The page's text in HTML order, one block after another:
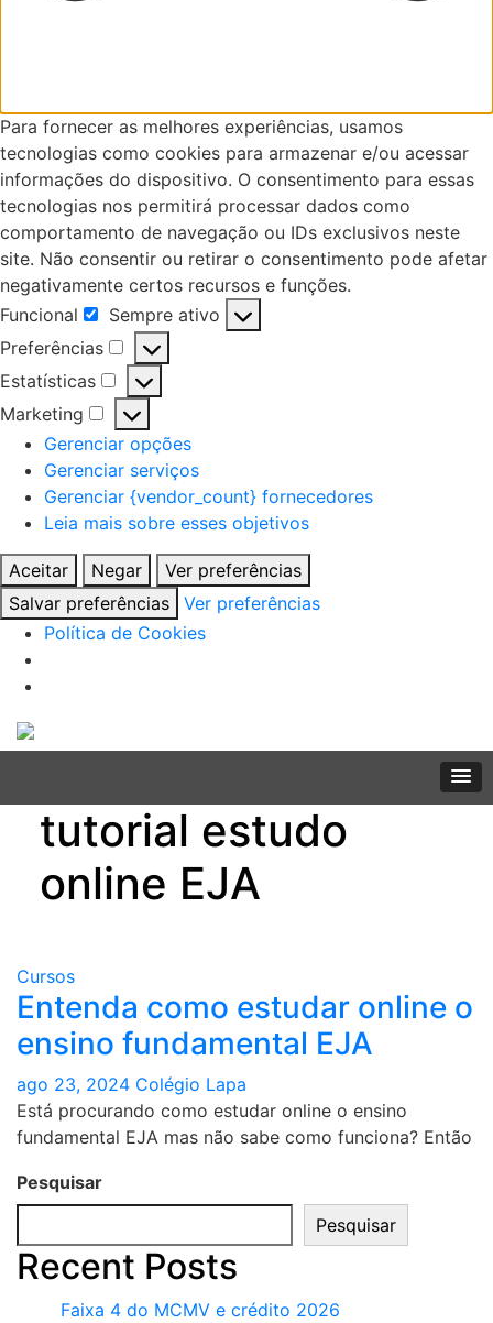
Para fornecer as melhores experiências, usamos
tecnologias como cookies para armazenar e/ou acessar
informações do dispositivo. O consentimento para essas
tecnologias nos permitirá processar dados como
comportamento de navegação ou IDs exclusivos neste
site. Não consentir ou retirar o consentimento pode afetar
negativamente certos recursos e funções.
Funcional
Funcional
Sempre ativo
Preferências
Preferências
Estatísticas
Estatísticas
Marketing
Marketing
Gerenciar opções
Gerenciar serviços
Gerenciar {vendor_count} fornecedores
Leia mais sobre esses objetivos
Aceitar Negar
Ver preferências
Salvar preferências
Ver preferências
Política de Cookies
Skip
to
tutorial estudo
online EJA
Cursos
Entenda como estudar online o
ensino fundamental EJA
ago 23, 2024 Colégio Lapa
Está procurando como estudar online o ensino
fundamental EJA mas não sabe como funciona? Então
Pesquisar
Pesquisar
Recent Posts
Faixa 4 do MCMV e crédito 2026